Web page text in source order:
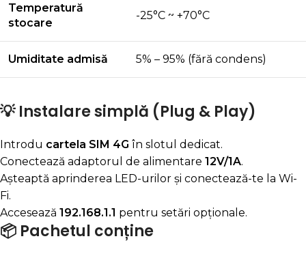
Temperatură
stocare
-25°C ~ +70°C
Umiditate admisă 5% – 95% (fără condens)
💡 Instalare simplă (Plug & Play)
Introdu cartela SIM 4G în slotul dedicat.
Conectează adaptorul de alimentare 12V/1A.
Așteaptă aprinderea LED-urilor și conectează-te la Wi-
Fi.
Accesează 192.168.1.1 pentru setări opționale.
📦 Pachetul conține